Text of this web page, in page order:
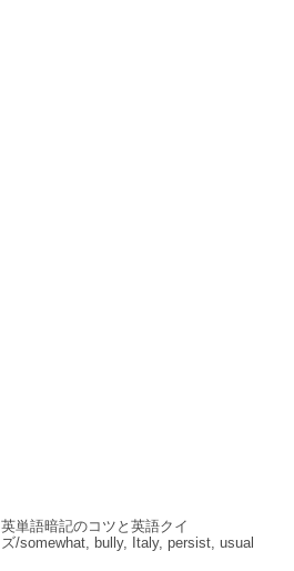
英単語暗記のコツと英語クイ
ズ/somewhat, bully, Italy, persist, usual